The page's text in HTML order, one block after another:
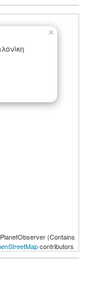
×
(Contains
contributors